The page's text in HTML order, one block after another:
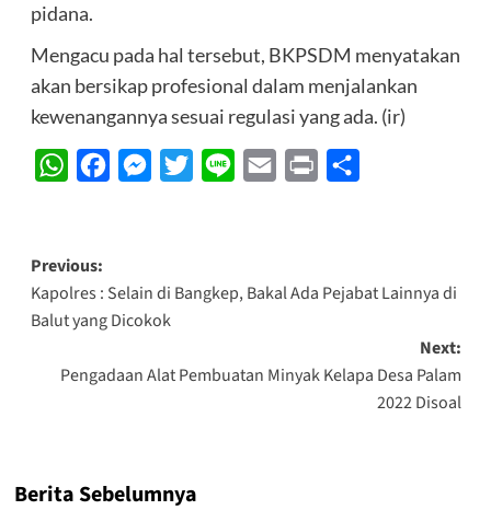
pidana.
Mengacu pada hal tersebut, BKPSDM menyatakan
akan bersikap profesional dalam menjalankan
kewenangannya sesuai regulasi yang ada. (ir)
WhatsAppFacebookMessenger
Twitter Line Email Print
Post
navigation
Previous:
Kapolres : Selain di Bangkep, Bakal Ada Pejabat Lainnya di
Balut yang Dicokok
Next:
Pengadaan Alat Pembuatan Minyak Kelapa Desa Palam
2022 Disoal
Berita Sebelumnya